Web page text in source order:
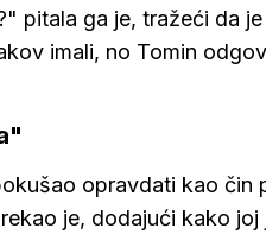
pitala ga je, tražeći da
imali, no Tomin
opravdati kao
je, dodajući kako